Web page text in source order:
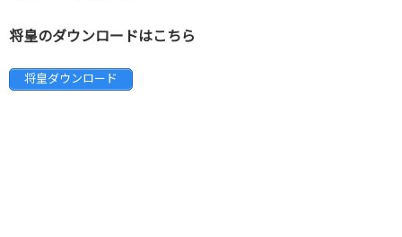
将皇のダウンロードはこちら
将皇ダウンロード